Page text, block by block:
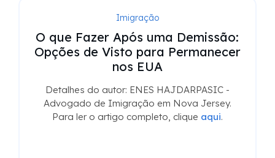
Imigração
O que Fazer Após uma Demissão:
Opções de Visto para Permanecer
nos EUA
Detalhes do autor: ENES HAJDARPASIC -
Advogado de Imigração em Nova Jersey.
Para ler o artigo completo, clique aqui.